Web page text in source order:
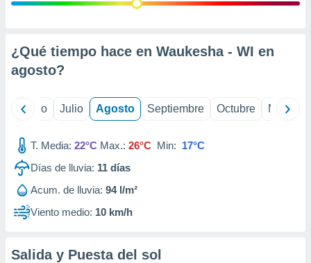
e
mediante
de
1199
¿Qué tiempo hace en Waukesha - WI en
agosto?
Junio Julio Agosto Septiembre Octubre
T. Media: 22°C Max.: 26°C Min: 17°C
Días de lluvia: 11 días
Acum. de lluvia: 94 l/m²
Viento medio: 10 km/h
Salida y Puesta del sol